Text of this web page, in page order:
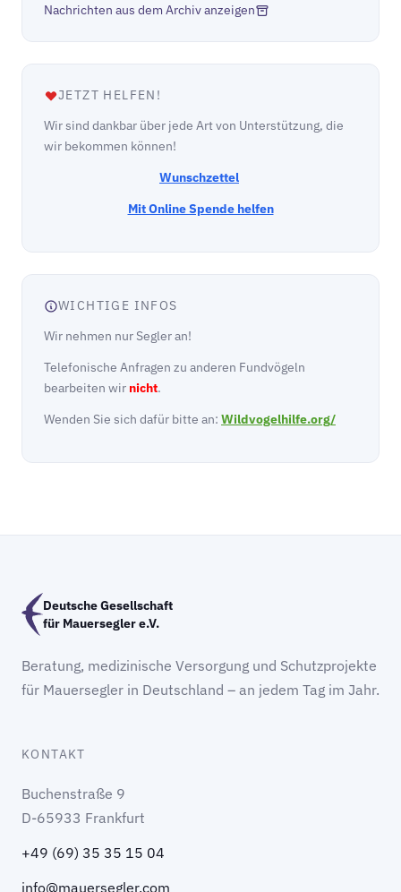
Nachrichten aus dem Archiv anzeigen
JETZT HELFEN!
Wir sind dankbar über jede Art von Unterstützung, die
wir bekommen können!
Wunschzettel
Mit Online Spende helfen
WICHTIGE INFOS
Wir nehmen nur Segler an!
Telefonische Anfragen zu anderen Fundvögeln
bearbeiten wir nicht.
Wenden Sie sich dafür bitte an: Wildvogelhilfe.org/
Deutsche Gesellschaft
für Mauersegler e.V.
Beratung, medizinische Versorgung und Schutzprojekte
für Mauersegler in Deutschland – an jedem Tag im Jahr.
KONTAKT
Buchenstraße 9
D-65933 Frankfurt
+49 (69) 35 35 15 04
info@mauersegler.com